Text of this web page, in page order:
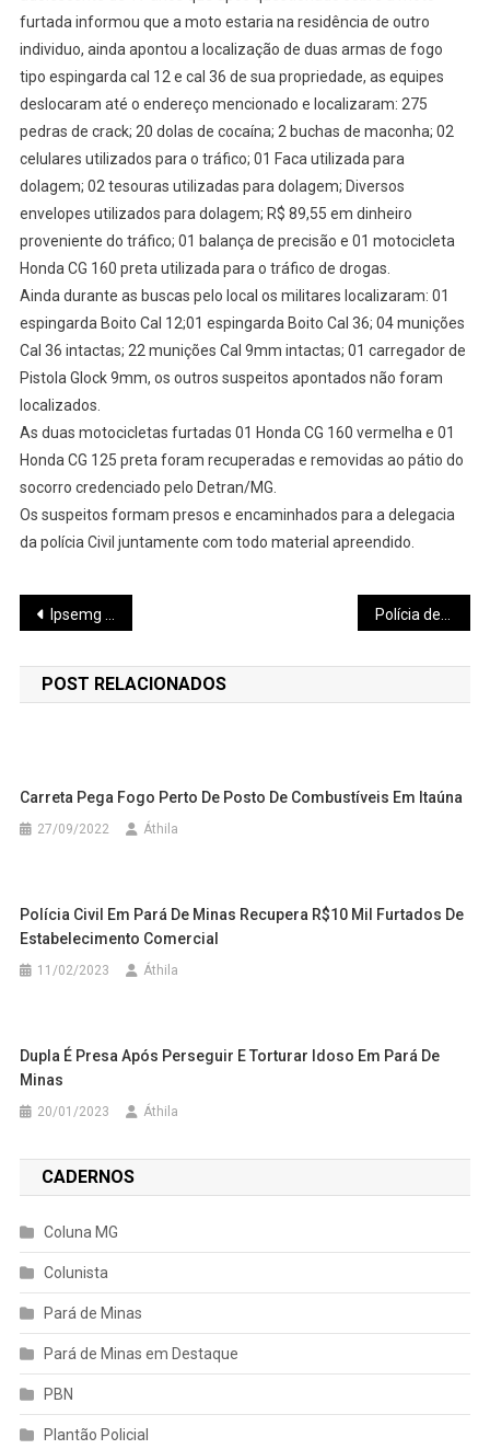
furtada informou que a moto estaria na residência de outro
individuo, ainda apontou a localização de duas armas de fogo
tipo espingarda cal 12 e cal 36 de sua propriedade, as equipes
deslocaram até o endereço mencionado e localizaram: 275
pedras de crack; 20 dolas de cocaína; 2 buchas de maconha; 02
celulares utilizados para o tráfico; 01 Faca utilizada para
dolagem; 02 tesouras utilizadas para dolagem; Diversos
envelopes utilizados para dolagem; R$ 89,55 em dinheiro
proveniente do tráfico; 01 balança de precisão e 01 motocicleta
Honda CG 160 preta utilizada para o tráfico de drogas.
Ainda durante as buscas pelo local os militares localizaram: 01
espingarda Boito Cal 12;01 espingarda Boito Cal 36; 04 munições
Cal 36 intactas; 22 munições Cal 9mm intactas; 01 carregador de
Pistola Glock 9mm, os outros suspeitos apontados não foram
localizados.
As duas motocicletas furtadas 01 Honda CG 160 vermelha e 01
Honda CG 125 preta foram recuperadas e removidas ao pátio do
socorro credenciado pelo Detran/MG.
Os suspeitos formam presos e encaminhados para a delegacia
da polícia Civil juntamente com todo material apreendido.
Navegação
de
Post
Ipsemg alerta para golpes contra beneficiários
POST RELACIONADOS
Carreta Pega Fogo Perto De Posto De Combustíveis Em Itaúna
27/09/2022 Áthila
Polícia Civil Em Pará De Minas Recupera R$10 Mil Furtados De
Estabelecimento Comercial
11/02/2023 Áthila
Dupla É Presa Após Perseguir E Torturar Idoso Em Pará De
Minas
20/01/2023 Áthila
CADERNOS
Coluna MG
Colunista
Pará de Minas
Pará de Minas em Destaque
PBN
Plantão Policial